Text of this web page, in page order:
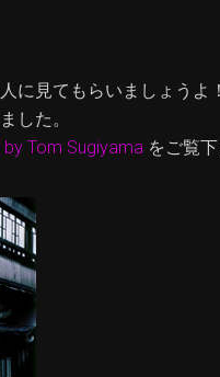
に見てもらいましょうよ
した。
Tom Sugiyama をご覧下